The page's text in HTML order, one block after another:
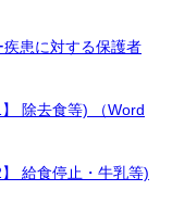
患に対する保護者
除去食等) （Word
給食停止・牛乳等)